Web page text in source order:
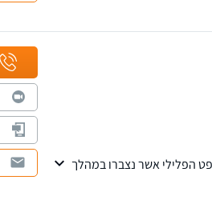
הפלילי אשר נצברו במהלך